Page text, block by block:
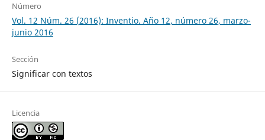
Número
Vol. 12 Núm. 26 (2016): Inventio. Año 12, número 26, marzo-
junio 2016
Sección
Significar con textos
Licencia